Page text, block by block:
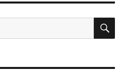
搜